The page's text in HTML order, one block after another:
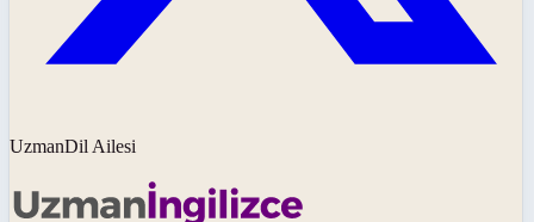
UzmanDil Ailesi